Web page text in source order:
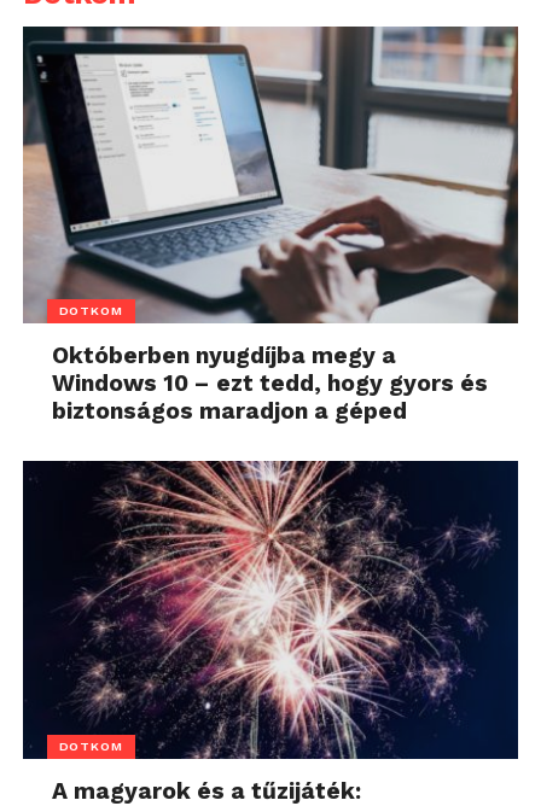
DOTKOM
Októberben nyugdíjba megy a
Windows 10 – ezt tedd, hogy gyors és
biztonságos maradjon a géped
DOTKOM
A magyarok és a tűzijáték: